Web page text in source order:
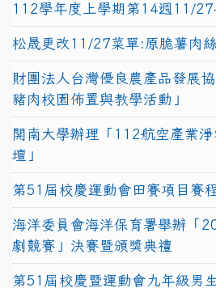
112學年度上學期第14週11/
松晟更改11/27菜單:原脆薯肉
財團法人台灣優良農產品發展
豬肉校園佈置與教學活動」
開南大學辦理「112航空產業
壇」
第51屆校慶運動會田賽項目賽
海洋委員會海洋保育署舉辦「
劇競賽」決賽暨頒獎典禮
第51屆校慶暨運動會九年級男